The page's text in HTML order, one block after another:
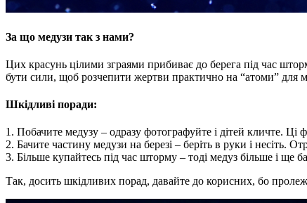
За що медузи так з нами?
Цих красунь цілими зграями прибиває до берега під час
бути сили, щоб розчепити жертви практично на “атоми” для
Шкідливі поради:
1. Побачите медузу – одразу фотографуйте і дітей кличте. Ці
2. Бачите частину медузи на березі – беріть в руки і несіть.
3. Більше купайтесь під час шторму – тоді медуз більше і
Так, досить шкідливих порад, давайте до корисних, бо